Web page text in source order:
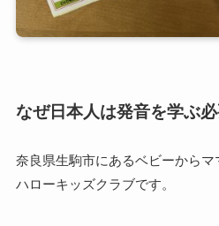
なぜ日本人は発音を学ぶ
奈良県生駒市にあるベビーからマ
ハローキッズクラブです。